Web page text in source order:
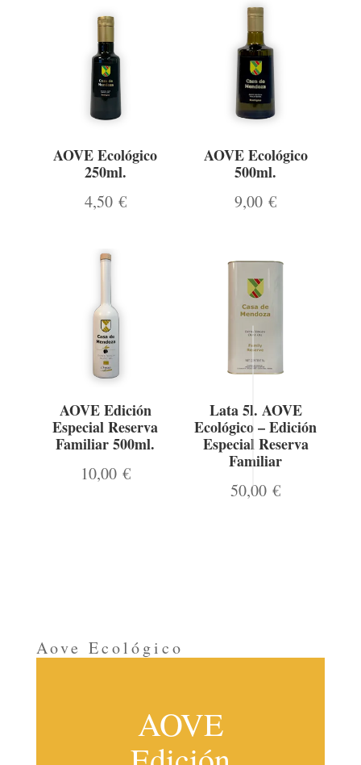
AOVE Ecológico
250ml.
4,50 €
AOVE Ecológico
500ml.
9,00€
AOVE Edición
Especial Reserva
Familiar 500ml.
10,00 €
Lata 5l. AOVE
Ecológico – Edición
Especial Reserva
Familiar
50,00€
Aove Ecológico
AOVE